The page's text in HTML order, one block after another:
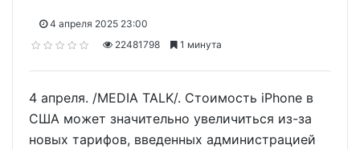
4 апреля 2025 23:00
22481798
1 минута
4 апреля. /MEDIA TALK/. Стоимость iPhone в
США может значительно увеличиться из-за
новых тарифов, введенных администрацией